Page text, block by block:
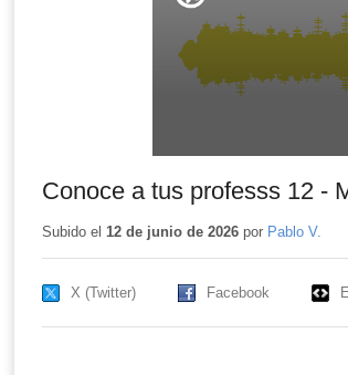
Conoce a tus professs 12 -
Subido el 12 de junio de 2026por Pablo V.
X (Twitter) Facebook